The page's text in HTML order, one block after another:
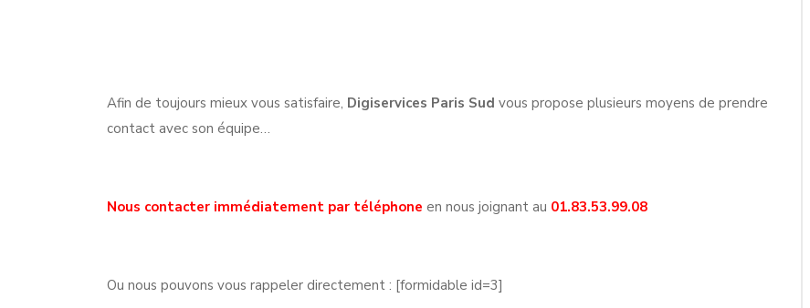
Afin de toujours mieux vous satisfaire, Digiservices Paris Sud vous propose plusieurs moyens de prendre
contact avec son équipe…
Nous contacter immédiatement par téléphone en nous joignant au 01.83.53.99.08
Ou nous pouvons vous rappeler directement : [formidable id=3]